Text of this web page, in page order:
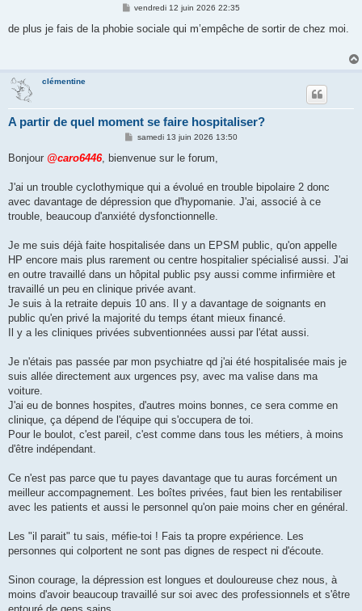
M
s
vendredi 12 juin 2026 22:35
de plus je fais de la phobie sociale qui m’empêche de sortir de chez moi.
clémentine
A partir de quel moment se faire hospitaliser?
M
s
g
samedi 13 juin 2026 13:50
Bonjour @caro6446, bienvenue sur le forum,
J'ai un trouble cyclothymique qui a évolué en trouble bipolaire 2 donc
avec davantage de dépression que d'hypomanie. J'ai, associé à ce
trouble, beaucoup d'anxiété dysfonctionnelle.
Je me suis déjà faite hospitalisée dans un EPSM public, qu'on appelle
HP encore mais plus rarement ou centre hospitalier spécialisé aussi. J'ai
en outre travaillé dans un hôpital public psy aussi comme infirmière et
travaillé un peu en clinique privée avant.
Je suis à la retraite depuis 10 ans. Il y a davantage de soignants en
public qu'en privé la majorité du temps étant mieux financé.
Il y a les cliniques privées subventionnées aussi par l'état aussi.
Je n'étais pas passée par mon psychiatre qd j'ai été hospitalisée mais je
suis allée directement aux urgences psy, avec ma valise dans ma
voiture.
J'ai eu de bonnes hospites, d'autres moins bonnes, ce sera comme en
clinique, ça dépend de l'équipe qui s'occupera de toi.
Pour le boulot, c'est pareil, c'est comme dans tous les métiers, à moins
d'être indépendant.
Ce n'est pas parce que tu payes davantage que tu auras forcément un
meilleur accompagnement. Les boîtes privées, faut bien les rentabiliser
avec les patients et aussi le personnel qu'on paie moins cher en général.
Les "il parait" tu sais, méfie-toi ! Fais ta propre expérience. Les
personnes qui colportent ne sont pas dignes de respect ni d'écoute.
Sinon courage, la dépression est longues et douloureuse chez nous, à
moins d'avoir beaucoup travaillé sur soi avec des professionnels et s'être